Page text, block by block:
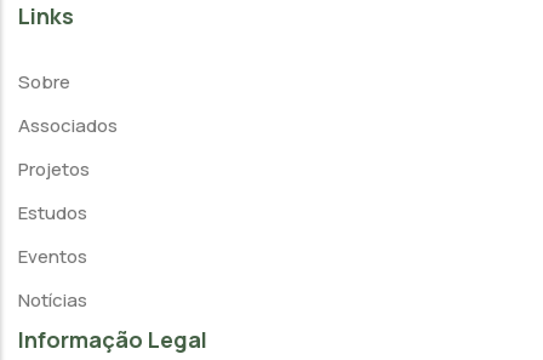
Links
Sobre
Associados
Projetos
Estudos
Eventos
Notícias
Informação Legal